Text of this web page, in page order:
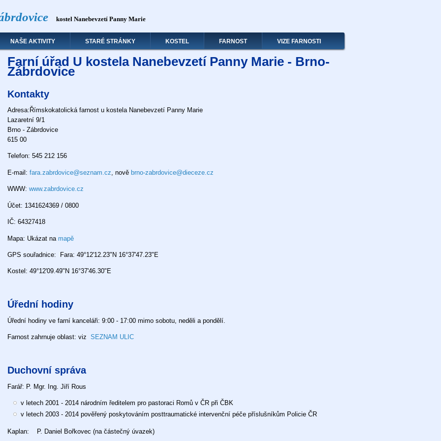
kostel Nanebevzetí Panny Marie
NAŠE AKTIVITY STARÉ STRÁNKY KOSTEL FARNOST VIZE FARNOSTI
Farní úřad U kostela Nanebevzetí Panny Marie - Brno-
Zábrdovice
Kontakty
Adresa:Římskokatolická farnost u kostela Nanebevzetí Panny Marie
Lazaretní 9/1
Brno - Zábrdovice
615 00
Telefon: 545 212 156
E-mail: fara.zabrdovice@seznam.cz , nově brno-zabrdovice@dieceze.cz
WWW: www.zabrdovice.cz
Účet: 1341624369 / 0800
IČ: 64327418
Mapa: Ukázat na mapě
GPS souřadnice: Fara: 49°12'12.23"N 16°37'47.23"E
Kostel: 49°12'09.49"N 16°37'46.30"E
Úřední hodiny
Úřední hodiny ve farní kanceláři: 9:00 - 17:00 mimo sobotu, neděli a pondělí.
Farnost zahrnuje oblast: viz SEZNAM ULIC
Duchovní správa
Farář: P. Mgr. Ing. Jiří Rous
v letech 2001 - 2014 národním ředitelem pro pastoraci Romů v ČR při ČBK
v letech 2003 - 2014 pověřený poskytováním posttraumatické intervenční péče příslušníkům Policie ČR
Kaplan: P. Daniel Bořkovec (na částečný úvazek)